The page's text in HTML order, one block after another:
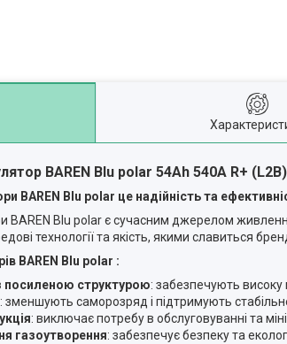
BAREN Blu polar 54Аh 540А R+ (L2B)
BAREN Blu polar це надійність та
BAREN Blu polar є сучасним джерелом
технології та якість, якими славиться
BAREN Blu polar :
посиленою структурою: забезпечують високу
: зменшують саморозряд і підтримують
: виключає потребу в обслуговуванні та
газоутворення: забезпечує безпеку та